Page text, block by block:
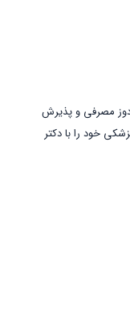
دوز مصرفی و پذیرش
خود را با دکتر